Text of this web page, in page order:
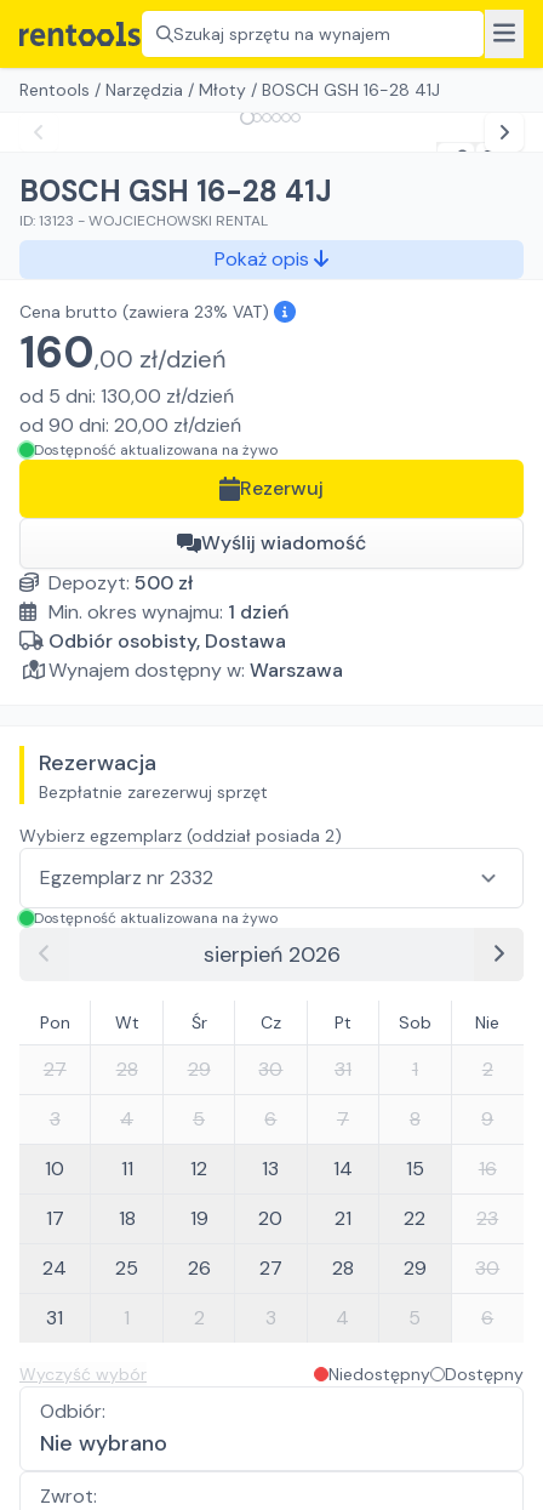
Szukaj sprzętu na wynajem
Rentools / Narzędzia / Młoty / BOSCH GSH 16-28 41J
BOSCH GSH 16-28 41J
ID:13123 -WOJCIECHOWSKI RENTAL
Pokaż opis
Cena brutto (zawiera 23% VAT)
160,00 zł/dzień
od 5 dni: 130,00 zł/dzień
od 90 dni: 20,00 zł/dzień
Dostępność aktualizowana na żywo
Rezerwuj
Wyślij wiadomość
Depozyt: 500 zł
Min. okres wynajmu: 1 dzień
Odbiór osobisty, Dostawa
Wynajem dostępny w: Warszawa
Rezerwacja
Bezpłatnie zarezerwuj sprzęt
Wybierz egzemplarz (oddział posiada 2)
Dostępność aktualizowana na żywo
sierpień 2026
Pon Wt Śr Cz Pt Sob Nie
27 28 29 30 31 1
2
3
4 5 6 7 8
9
10
11 12 13 14 15
16
17
18 19 20 21 22
23
24
25 26 27 28 29
30
31
1 2 3 4 5 6
Wyczyść wybór Niedostępny Dostępny
Odbiór:
Nie wybrano
Zwrot: